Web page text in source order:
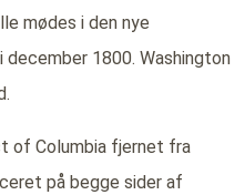
mødes i den nye
1800. Washington
of Columbia fjernet fra
på begge sider af